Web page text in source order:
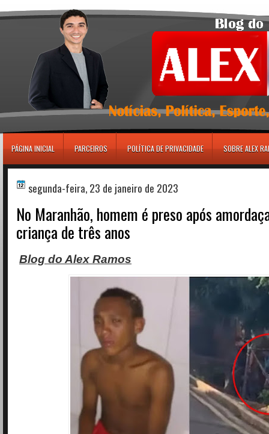
PÁGINA INICIAL PARCEIROS POLÍTICA DE PRIVACIDADE SOBRE ALEX
segunda-feira, 23 de janeiro de 2023
No Maranhão, homem é preso após
criança de três anos
Blog do Alex Ramos